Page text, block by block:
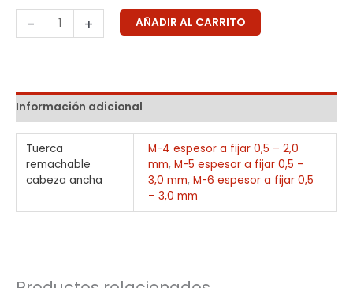
- + AÑADIR AL CARRITO
Información adicional
Tuerca
remachable
cabeza ancha
M-4 espesor a fijar 0,5 – 2,0
mm,M-5 espesor a fijar 0,5 –
3,0 mm,M-6 espesor a fijar 0,5
– 3,0 mm